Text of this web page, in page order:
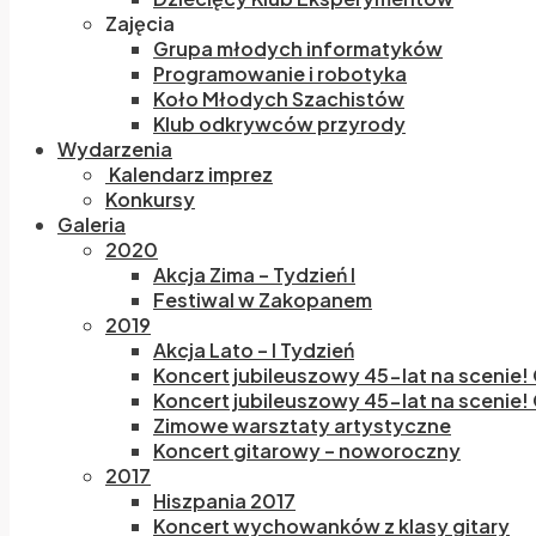
Zajęcia
Grupa młodych informatyków
Programowanie i robotyka
Koło Młodych Szachistów
Klub odkrywców przyrody
Wydarzenia
Kalendarz imprez
Konkursy
Galeria
2020
Akcja Zima – Tydzień I
Festiwal w Zakopanem
2019
Akcja Lato – I Tydzień
Koncert jubileuszowy 45-lat na scenie!
Koncert jubileuszowy 45-lat na scenie!
Zimowe warsztaty artystyczne
Koncert gitarowy – noworoczny
2017
Hiszpania 2017
Koncert wychowanków z klasy gitary